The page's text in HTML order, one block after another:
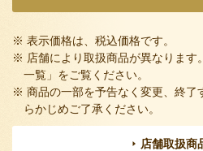
※ 表示価格は、税込価格です。
※ 店舗により取扱商品が異なります
一覧」をご覧ください。
※ 商品の一部を予告なく変更、終了
らかじめご了承ください。
店舗取扱商